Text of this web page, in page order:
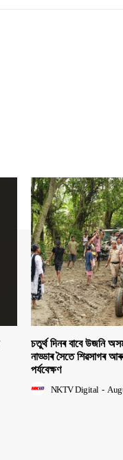
চতুৰ্থ দিনৰ বাবে উজনি
নাড্ডাৰ সৈতে শিৱসাগৰ
পৰ্যবেক্ষণ
NKTV Digital -